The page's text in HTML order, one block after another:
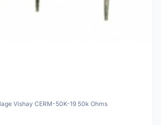
Vishay CERM-50K-19 50k Ohms